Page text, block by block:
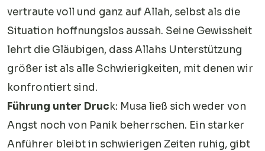
vertraute voll und ganz auf Allah, selbst als die
Situation hoffnungslos aussah. Seine Gewissheit
lehrt die Gläubigen, dass Allahs Unterstützung
größer ist als alle Schwierigkeiten, mit denen wir
konfrontiert sind.
Führung unter Druck: Musa ließ sich weder von
Angst noch von Panik beherrschen. Ein starker
Anführer bleibt in schwierigen Zeiten ruhig, gibt